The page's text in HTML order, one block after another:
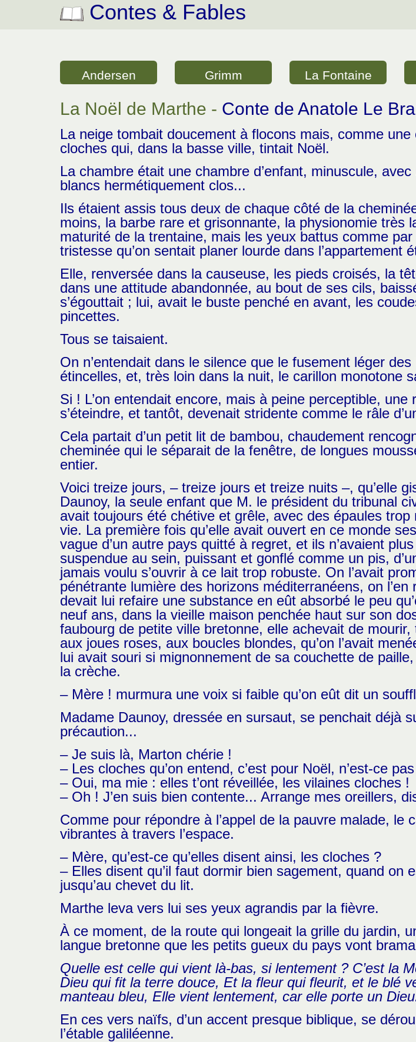
Contes & Fables
Andersen Grimm La Fontaine
La Noël de Marthe - Conte de Anatole Le
La neige tombait doucement à flocons mais, comme
cloches qui, dans la basse ville, tintait Noël.
La chambre était une chambre d’enfant, minuscule,
blancs hermétiquement clos...
Ils étaient assis tous deux de chaque côté de la
moins, la barbe rare et grisonnante, la physionomie très
maturité de la trentaine, mais les yeux battus comme par
tristesse qu’on sentait planer lourde dans l’appartement
Elle, renversée dans la causeuse, les pieds croisés, la
dans une attitude abandonnée, au bout de ses cils,
s’égouttait ; lui, avait le buste penché en avant, les
pincettes.
Tous se taisaient.
On n’entendait dans le silence que le fusement léger
étincelles, et, très loin dans la nuit, le carillon monotone
Si ! L’on entendait encore, mais à peine perceptible,
s’éteindre, et tantôt, devenait stridente comme le râle
Cela partait d’un petit lit de bambou, chaudement
cheminée qui le séparait de la fenêtre, de longues
entier.
Voici treize jours, – treize jours et treize nuits –, qu’elle
Daunoy, la seule enfant que M. le président du tribunal
avait toujours été chétive et grêle, avec des épaules
vie. La première fois qu’elle avait ouvert en ce monde
vague d’un autre pays quitté à regret, et ils n’avaient
suspendue au sein, puissant et gonflé comme un pis,
jamais voulu s’ouvrir à ce lait trop robuste. On l’avait
pénétrante lumière des horizons méditerranéens, on
devait lui refaire une substance en eût absorbé le peu
neuf ans, dans la vieille maison penchée haut sur son
faubourg de petite ville bretonne, elle achevait de
aux joues roses, aux boucles blondes, qu’on l’avait
lui avait souri si mignonnement de sa couchette de
la crèche.
– Mère ! murmura une voix si faible qu’on eût dit un
Madame Daunoy, dressée en sursaut, se penchait déjà
précaution...
– Je suis là, Marton chérie !
– Les cloches qu’on entend, c’est pour Noël, n’est-ce
– Oui, ma mie : elles t’ont réveillée, les vilaines cloches !
– Oh ! J’en suis bien contente... Arrange mes oreillers,
Comme pour répondre à l’appel de la pauvre malade,
vibrantes à travers l’espace.
– Mère, qu’est-ce qu’elles disent ainsi, les cloches ?
– Elles disent qu’il faut dormir bien sagement, quand on
jusqu’au chevet du lit.
Marthe leva vers lui ses yeux agrandis par la fièvre.
À ce moment, de la route qui longeait la grille du jardin,
langue bretonne que les petits gueux du pays vont
Quelle est celle qui vient là-bas, si lentement ? C’est la
Dieu qui fit la terre douce, Et la fleur qui fleurit, et le blé
manteau bleu, Elle vient lentement, car elle porte un
En ces vers naïfs, d’un accent presque biblique, se
l’étable galiléenne.